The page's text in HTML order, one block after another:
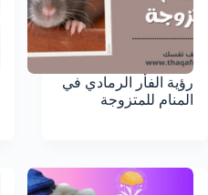
رؤية الفأر الرمادي في
المنام للمتزوجة